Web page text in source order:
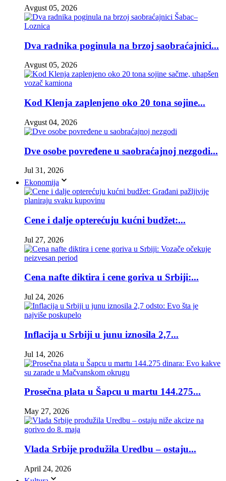
Avgust 05, 2026
Dva radnika poginula na brzoj saobraćajnici...
Avgust 05, 2026
Kod Klenja zaplenjeno oko 20 tona sojine...
Avgust 04, 2026
Dve osobe povređene u saobraćajnoj nezgodi...
Jul 31, 2026
Ekonomija
Cene i dalje opterećuju kućni budžet:...
Jul 27, 2026
Cena nafte diktira i cene goriva u Srbiji:...
Jul 24, 2026
Inflacija u Srbiji u junu iznosila 2,7...
Jul 14, 2026
Prosečna plata u Šapcu u martu 144.275...
May 27, 2026
Vlada Srbije produžila Uredbu – ostaju...
April 24, 2026